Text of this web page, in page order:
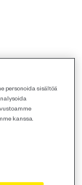
personoida sisältöä
kanssa.